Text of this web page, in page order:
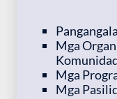
Mga
Mga
Mga